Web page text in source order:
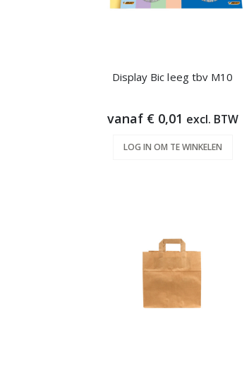
Display Bic leeg tbv M10
vanaf € 0,01 excl. BTW
LOG IN OM TE WINKELEN